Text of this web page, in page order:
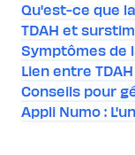
Qu'est-ce que
TDAH et
Symptômes de
Lien entre
Conseils pour
Appli Numo :